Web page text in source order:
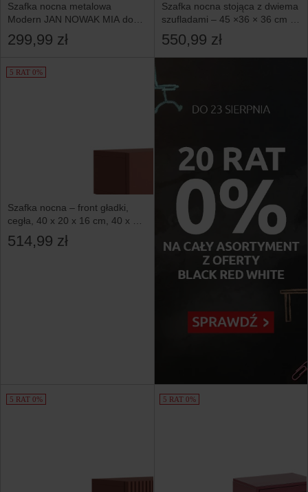
Szafka nocna metalowa
Modern JAN NOWAK MIA do
sypialni 59,5x42,5x40 cm
299,99 zł
Szafka nocna stojąca z dwiema
szufladami – 45 ×36 × 36 cm –
kolor: cegła
550,99 zł
5 RAT 0%
Szafka nocna – front gładki,
cegła, 40 x 20 x 16 cm, 40 x 20
x 16 cm
514,99 zł
5 RAT 0% 5 RAT 0%